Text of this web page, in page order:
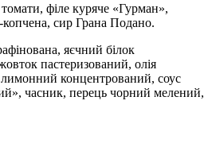
філе куряче «Гурман»,
сир Грана Подано.
яєчний білок
пастеризований, олія
лимонний концентрований, соус
часник, перець чорний мелений,